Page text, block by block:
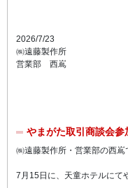
2026/7/23
㈱遠藤製作所
営業部 西嶌
やまがた取引商談会参
㈱遠藤製作所・営業部の西嶌
7月15日に、天童ホテルにて